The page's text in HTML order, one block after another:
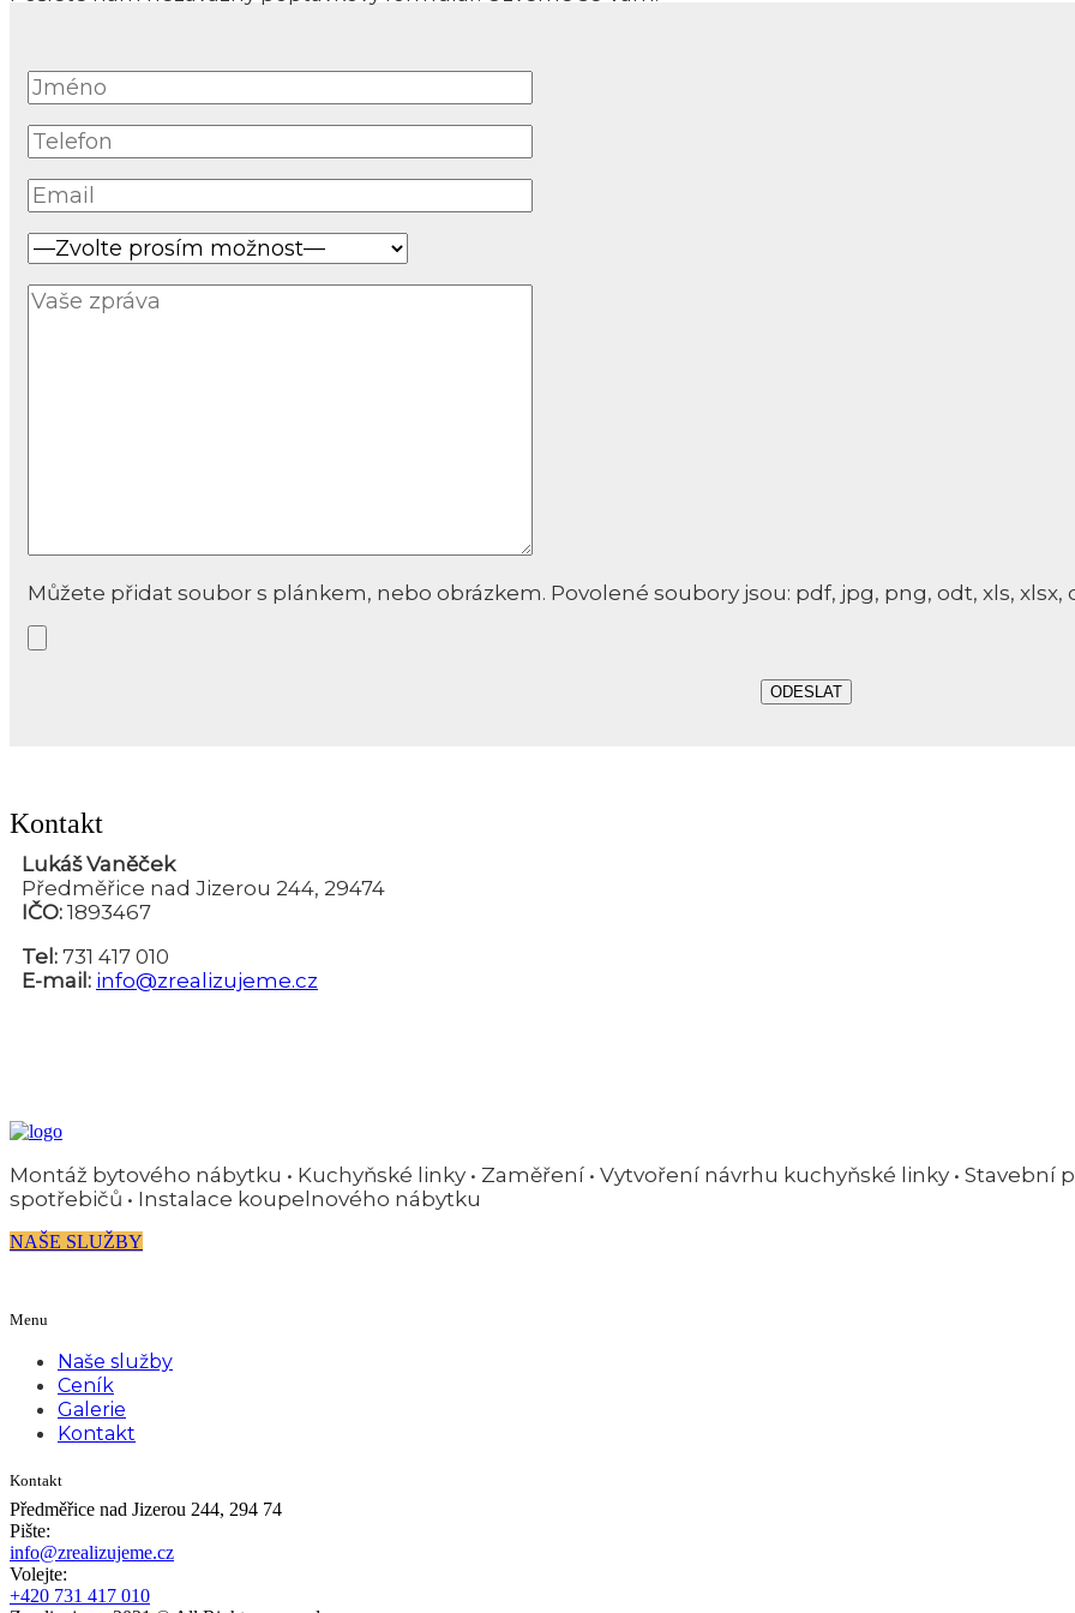
Můžete přidat soubor s plánkem, nebo obrázkem. Povolené soubory jsou: pdf, jpg, png, odt, xls, xlsx,
ODESLAT
Kontakt
Lukáš Vaněček
Předměřice nad Jizerou 244, 29474
IČO: 1893467
Tel: 731 417 010
E-mail: info@zrealizujeme.cz
Montáž bytového nábytku • Kuchyňské linky • Zaměření • Vytvoření návrhu kuchyňské linky • Stavební
spotřebičů • Instalace koupelnového nábytku
NAŠE SLUŽBY
Menu
Naše služby
Ceník
Galerie
Kontakt
Kontakt
Předměřice nad Jizerou 244, 294 74
Pište:
info@zrealizujeme.cz
Volejte:
+420 731 417 010